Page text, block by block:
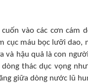
vào các cơn cám
cục máu bọc lưỡi dao,
và hậu quả là con
thác dục vọng
giữa dòng nước lũ